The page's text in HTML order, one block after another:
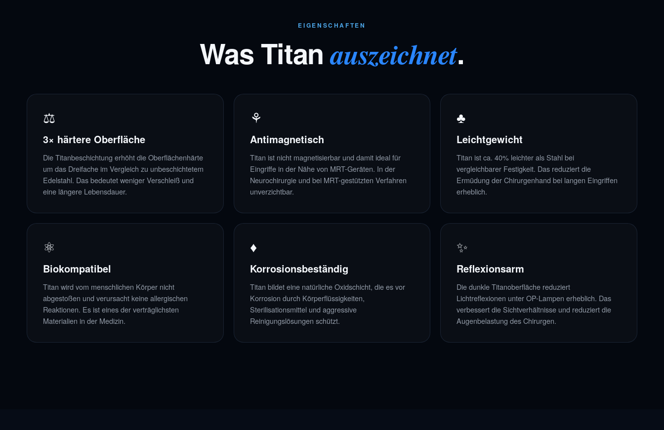
EIGENSCHAFTEN
Was Titanauszeichnet.
⚖
3× härtere Oberfläche
Die Titanbeschichtung erhöht die Oberflächenhärte
um das Dreifache im Vergleich zu unbeschichtetem
Edelstahl. Das bedeutet weniger Verschleiß und
eine längere Lebensdauer.
⚘
Antimagnetisch
Titan ist nicht magnetisierbar und damit ideal für
Eingriffe in der Nähe von MRT-Geräten. In der
Neurochirurgie und bei MRT-gestützten Verfahren
unverzichtbar.
♣
Leichtgewicht
Titan ist ca. 40% leichter als Stahl bei
vergleichbarer Festigkeit. Das reduziert die
Ermüdung der Chirurgenhand bei langen Eingriffen
erheblich.
⚛
Biokompatibel
Titan wird vom menschlichen Körper nicht
abgestoßen und verursacht keine allergischen
Reaktionen. Es ist eines der verträglichsten
Materialien in der Medizin.
♦
Korrosionsbeständig
Titan bildet eine natürliche Oxidschicht, die es vor
Korrosion durch Körperflüssigkeiten,
Sterilisationsmittel und aggressive
Reinigungslösungen schützt.
✨
Reflexionsarm
Die dunkle Titanoberfläche reduziert
Lichtreflexionen unter OP-Lampen erheblich. Das
verbessert die Sichtverhältnisse und reduziert die
Augenbelastung des Chirurgen.